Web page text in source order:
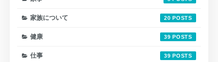
家族について 20
健康 39
仕事 39